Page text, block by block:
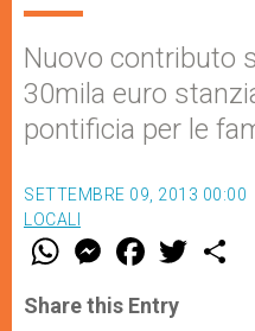
Nuovo contributo
30mila euro
pontificia per le
SETTEMBRE 09, 2013 00:00
LOCALI
W
t
s
M
e
s
e
F
a
e
b
w
Share this Entry